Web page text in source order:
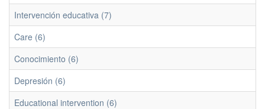
Intervención educativa (7)
Care (6)
Conocimiento (6)
Depresión (6)
Educational intervention (6)